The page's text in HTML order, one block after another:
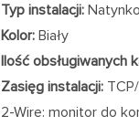
Typ instalacji:
Kolor: Biały
Ilość obsługiwanych
Zasięg instalacji:
2-Wire: monitor do